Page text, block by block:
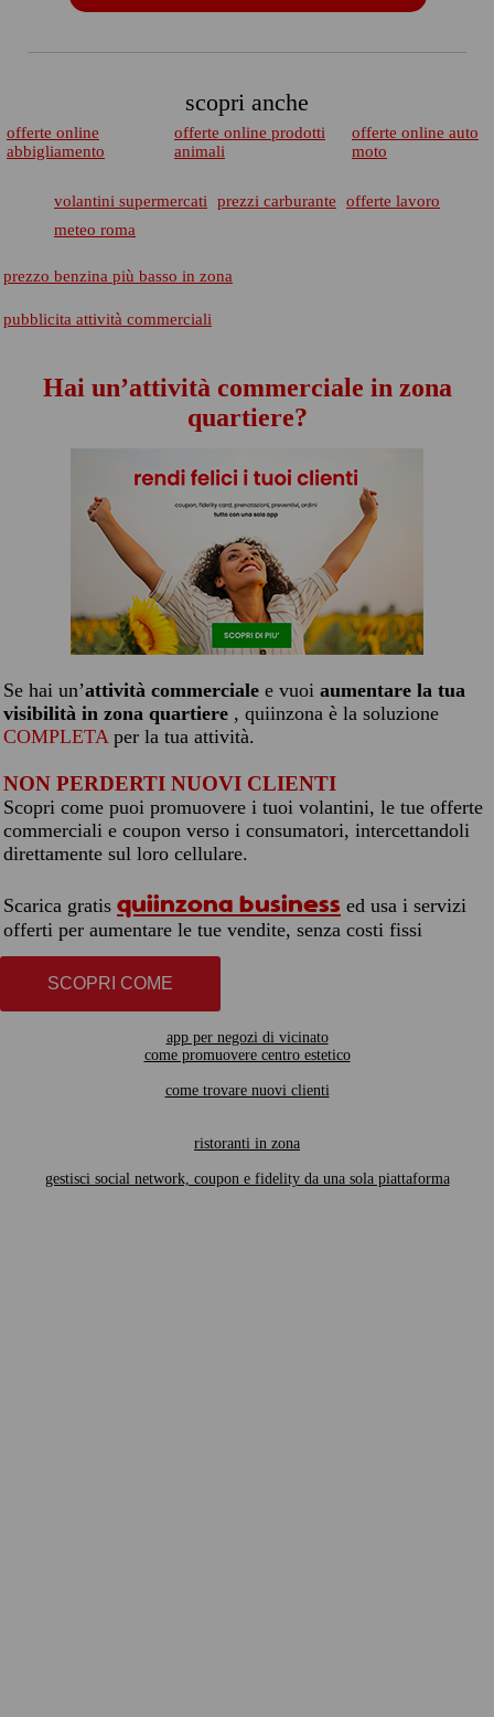
scopri anche
offerte online
abbigliamento
offerte online prodotti
animali
offerte online auto
moto
volantini supermercati prezzi carburante
offerte lavoro
meteo roma
prezzo benzina più basso in zona
pubblicita attività commerciali
Hai un’attività commerciale in zona
quartiere?
Se hai un’attività commerciale e vuoi aumentare la tua
visibilità in zona quartiere , quiinzona è la soluzione
COMPLETAper la tua attività.
NON PERDERTI NUOVI CLIENTI
Scopri come puoi promuovere i tuoi volantini, le tue offerte
commerciali e coupon verso i consumatori, intercettandoli
direttamente sul loro cellulare.
Scarica gratis quiinzona business ed usa i servizi
offerti per aumentare le tue vendite, senza costi fissi
SCOPRI COME
app per negozi di vicinato
come promuovere centro estetico
come trovare nuovi clienti
ristoranti in zona
gestisci social network, coupon e fidelity da una sola piattaforma